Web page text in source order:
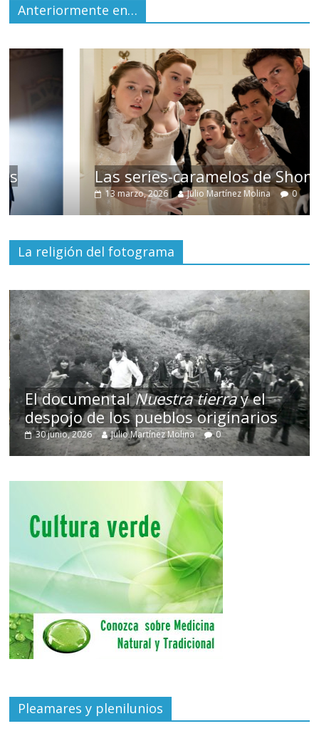
Anteriormente en…
Las series-caramelos de Shondaland
13 marzo, 2026 Julio Martínez Molina 0
La religión del fotograma
El documentalNuestra tierray el
despojo de los pueblos originarios
30 junio, 2026 Julio Martínez Molina 0
Pleamares y plenilunios